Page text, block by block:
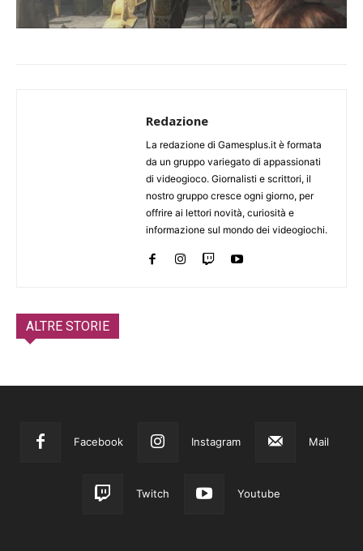
Redazione
La redazione di Gamesplus.it è formata
da un gruppo variegato di appassionati
di videogioco. Giornalisti e scrittori, il
nostro gruppo cresce ogni giorno, per
offrire ai lettori novità, curiosità e
informazione sul mondo dei videogiochi.
ALTRE STORIE
Facebook Instagram Mail
Twitch Youtube